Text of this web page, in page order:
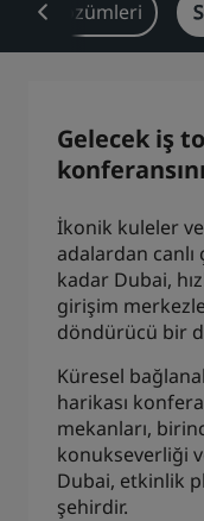
Park Plaza
Prize by Radisson
Çin'deki Bağlı
Kunlun
Blogumuzu
Çözümleri
Gelecek iş
İkonik kuleler
adalardan canlı
kadar Dubai,
girişim
döndürücü bir
Küresel
harikası
mekanları,
konukseverliği
Dubai, etkinlik
şehirdir.